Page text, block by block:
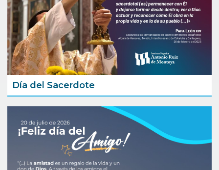
Día del Sacerdote